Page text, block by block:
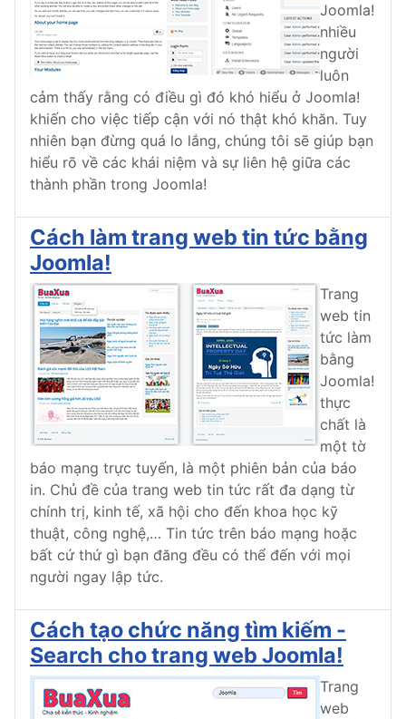
Joomla!
nhiều
người
luôn
cảm thấy rằng có điều gì đó khó hiểu ở Joomla!
khiến cho việc tiếp cận với nó thật khó khăn. Tuy
nhiên bạn đừng quá lo lắng, chúng tôi sẽ giúp bạn
hiểu rõ về các khái niệm và sự liên hệ giữa các
thành phần trong Joomla!
Cách làm trang web tin tức bằng
Joomla!
Trang
web tin
tức làm
bằng
Joomla!
thực
chất là
một tờ
báo mạng trực tuyến, là một phiên bản của báo
in. Chủ đề của trang web tin tức rất đa dạng từ
chính trị, kinh tế, xã hội cho đến khoa học kỹ
thuật, công nghệ,… Tin tức trên báo mạng hoặc
bất cứ thứ gì bạn đăng đều có thể đến với mọi
người ngay lập tức.
Cách tạo chức năng tìm kiếm -
Search cho trang web Joomla!
Trang
web